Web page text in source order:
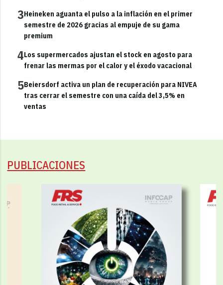
3Heineken aguanta el pulso a la inflación en el primer
semestre de 2026 gracias al empuje de su gama
premium
4Los supermercados ajustan el stock en agosto para
frenar las mermas por el calor y el éxodo vacacional
5Beiersdorf activa un plan de recuperación para NIVEA
tras cerrar el semestre con una caída del 3,5% en
ventas
PUBLICACIONES